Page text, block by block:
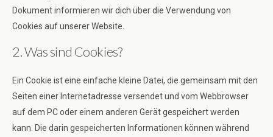
Dokument informieren wir dich über die Verwendung von
Cookies auf unserer Website.
2. Was sind Cookies?
Ein Cookie ist eine einfache kleine Datei, die gemeinsam mit den
Seiten einer Internetadresse versendet und vom Webbrowser
auf dem PC oder einem anderen Gerät gespeichert werden
kann. Die darin gespeicherten Informationen können während